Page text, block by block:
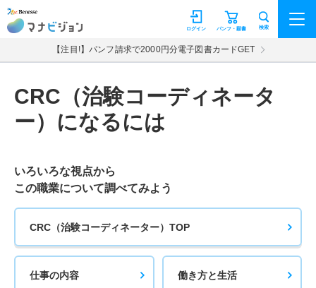
マナビジョン パンフ・願書
ログイン 検索
【注目!】パンフ請求で2000円分電子図書カードGET
CRC（治験コーディネータ
ー）になるには
いろいろな視点から
この職業について調べてみよう
CRC（治験コーディネーター）TOP
仕事の内容 働き方と生活